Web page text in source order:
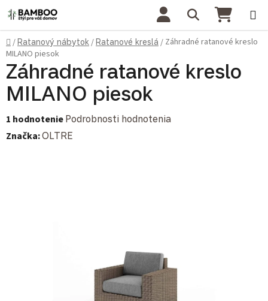
Prejsť na obsah Hľadať
Domov
/Ratanový nábytok /Ratanové kreslá / Záhradné ratanové kreslo
MILANO piesok
Záhradné ratanové kreslo
MILANO piesok
Priemerné hodnotenie produktu je 5,0 z 5 hviezdičiek.
1 hodnotenie Podrobnosti hodnotenia
Značka:OLTRE